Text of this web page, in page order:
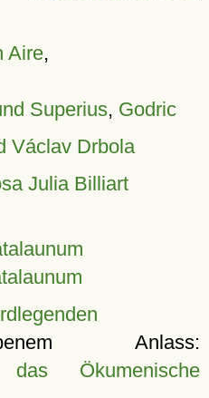
Aire,
Superius, Godric
Václav Drbola
Julia Billiart
Anlass:
Ökumenische